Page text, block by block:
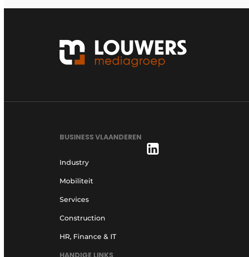
BUSINESS VLAANDEREN
Industry
Mobiliteit
Services
Construction
HR, Finance & IT